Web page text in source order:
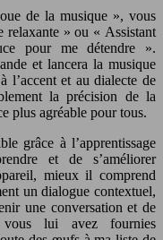
de la musique », vous
relaxante » ou « Assistant
pour me détendre ».
et lancera la musique
l’accent et au dialecte de
la précision de la
plus agréable pour tous.
grâce à l’apprentissage
et de s’améliorer
mieux il comprend
un dialogue contextuel,
une conversation et de
lui avez fournies